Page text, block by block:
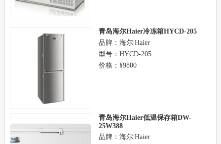
青岛海尔Haier冷冻箱HYCD-205
品牌：海尔|Haier
型号：HYCD-205
价格：¥9800
青岛海尔Haier低温保存箱DW-
25W388
品牌：海尔|Haier